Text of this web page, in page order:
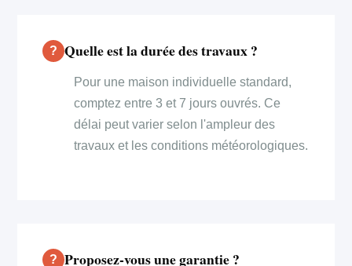
Quelle est la durée des travaux ?
Pour une maison individuelle standard,
comptez entre 3 et 7 jours ouvrés. Ce
délai peut varier selon l'ampleur des
travaux et les conditions météorologiques.
Proposez-vous une garantie ?